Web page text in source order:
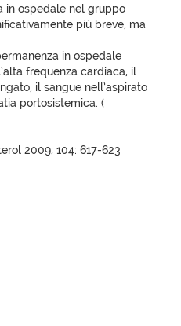
in ospedale nel gruppo
più breve, ma
in ospedale
frequenza cardiaca, il
il sangue nell’aspirato
portosistemica. (
2009; 104: 617-623